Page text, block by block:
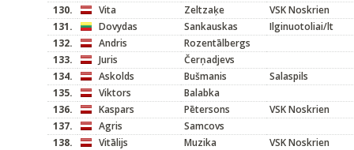
130.
Vita Zeltzaķe
VSK Noskrien
131.
Dovydas Sankauskas
Ilginuotoliai/lt
132.
Andris
Rozentālbergs
133.
Juris
Čerņadjevs
134.
Askolds Bušmanis
Salaspils
135.
Viktors
Balabka
136.
Kaspars Pētersons
VSK Noskrien
137.
Agris
Samcovs
138.
Vitālijs Muzika
VSK Noskrien